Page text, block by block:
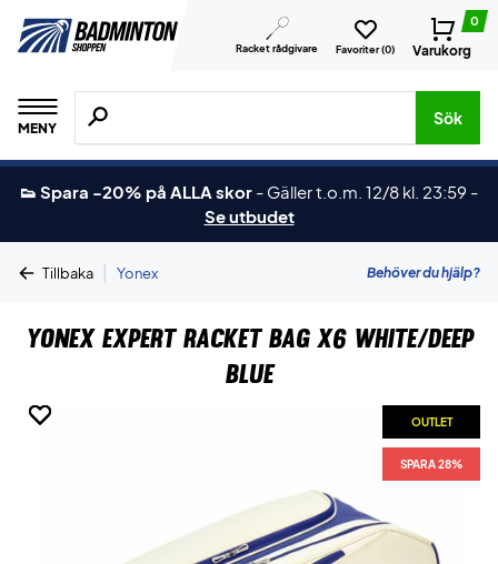
Racket rådgivare Favoriter (0)
0
Varukorg
MENY
Sök efter produkter, märken osv.
Sök
👟 Spara -20% på ALLA skor - Gäller t.o.m. 12/8 kl. 23:59 -
Se utbudet
Tillbaka | Yonex Behöver du hjälp?
Yonex Expert Racket Bag X6 White/Deep
Blue
OUTLET
SPARA 28%
OUTLET
SPARA 28%
OUTLET
SPARA 28%
OUTLET
SPARA 28%
OUTLET
SPARA 28%